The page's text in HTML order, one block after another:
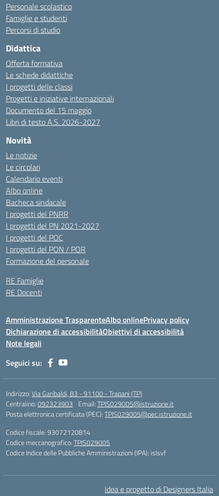
Personale scolastico
Famiglie e studenti
Percorsi di studio
Didattica
Offerta formativa
Le schede didattiche
I progetti delle classi
Progetti e iniziative internazionali
Documento del 15 maggio
Libri di testo A.S. 2026-2027
Novità
Le notizie
Le circolari
Calendario eventi
Albo online
Bacheca sindacale
I progetti del PNRR
I progetti del PN 2021-2027
I progetti del POC
I progetti del PON / POR
Formazione del personale
RE Famiglie
RE Docenti
Amministrazione TrasparenteAlbo onlinePrivacy policy
Dichiarazione di accessibilitàObiettivi di accessibilità
Note legali
Seguici su:
Indirizzo:Via Garibaldi, 83 - 91100 - Trapani (TP)
Centralino:092323903 Email:TPIS029005@istruzione.it
Posta elettronica certificata (PEC):TPIS029005@pec.istruzione.it
Codice fiscale: 93072120814
Codice meccanografico:TPIS029005
Codice Indice delle Pubbliche Amministrazioni (IPA): islsvf
Idea e progetto di Designers Italia